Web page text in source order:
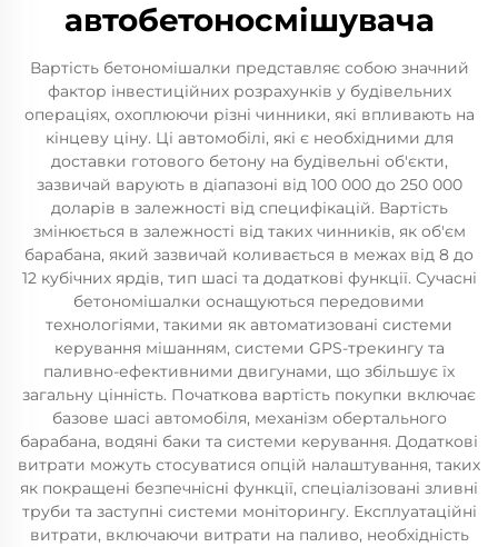
автобетоносмішувача
Вартість бетономішалки представляє собою значний
фактор інвестиційних розрахунків у будівельних
операціях, охоплюючи різні чинники, які впливають на
кінцеву ціну. Ці автомобілі, які є необхідними для
доставки готового бетону на будівельні об'єкти,
зазвичай варують в діапазоні від 100 000 до 250 000
доларів в залежності від специфікацій. Вартість
змінюється в залежності від таких чинників, як об'єм
барабана, який зазвичай коливається в межах від 8 до
12 кубічних ярдів, тип шасі та додаткові функції. Сучасні
бетономішалки оснащуються передовими
технологіями, такими як автоматизовані системи
керування мішанням, системи GPS-трекингу та
паливно-ефективними двигунами, що збільшує їх
загальну цінність. Початкова вартість покупки включає
базове шасі автомобіля, механізм обертального
барабана, водяні баки та системи керування. Додаткові
витрати можуть стосуватися опцій налаштування, таких
як покращені безпечнісні функції, спеціалізовані зливні
труби та заступні системи моніторингу. Експлуатаційні
витрати, включаючи витрати на паливо, необхідність